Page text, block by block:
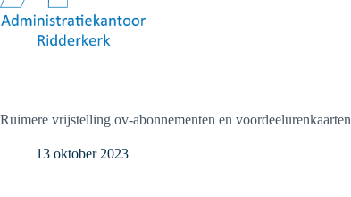
Ruimere vrijstelling ov-abonnementen en voordeelurenkaarten
13 oktober 2023